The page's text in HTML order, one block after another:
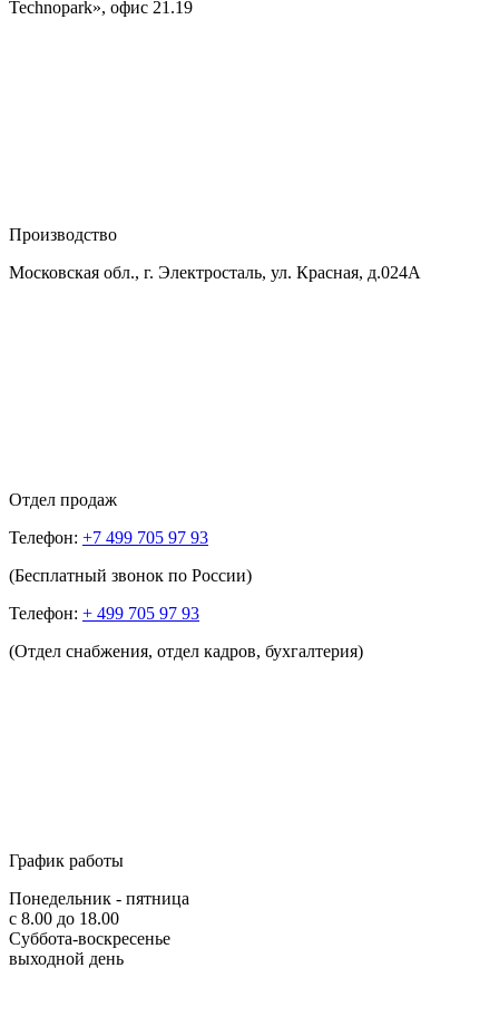
Technopark», офис 21.19
Производство
Московская обл., г. Электросталь, ул. Красная, д.024А
Отдел продаж
Телефон: +7 499 705 97 93
(Бесплатный звонок по России)
Телефон: + 499 705 97 93
(Отдел снабжения, отдел кадров, бухгалтерия)
График работы
Понедельник - пятница
с 8.00 до 18.00
Суббота-воскресенье
выходной день